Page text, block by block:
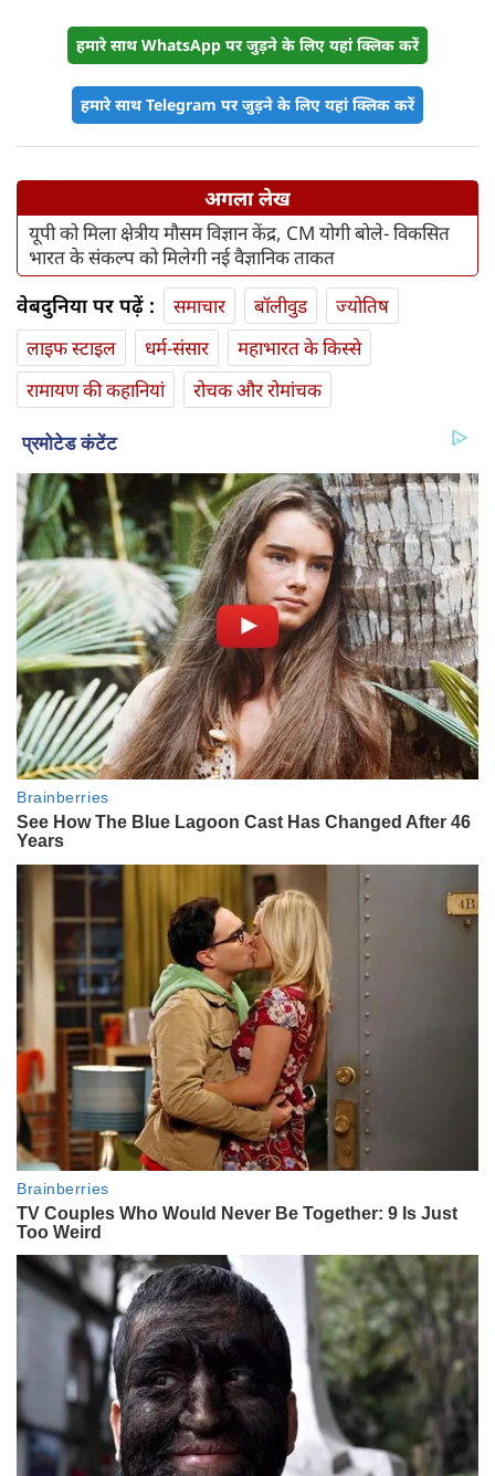
हमारे साथ WhatsApp पर जुड़ने के लिए यहां क्लिक करें
हमारे साथ Telegram पर जुड़ने के लिए यहां क्लिक करें
अगला लेख
यूपी को मिला क्षेत्रीय मौसम विज्ञान केंद्र, CM योगी बोले- विकसित
भारत के संकल्प को मिलेगी नई वैज्ञानिक ताकत
वेबदुनिया पर पढ़ें : समाचार बॉलीवुड
ज्योतिष
लाइफ स्‍टाइल
धर्म-संसार
महाभारत के किस्से
रामायण की कहानियां
रोचक और रोमांचक